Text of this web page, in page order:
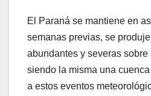
El Paraná se mantiene en
semanas previas, se
abundantes y severas
siendo la misma una
a estos eventos